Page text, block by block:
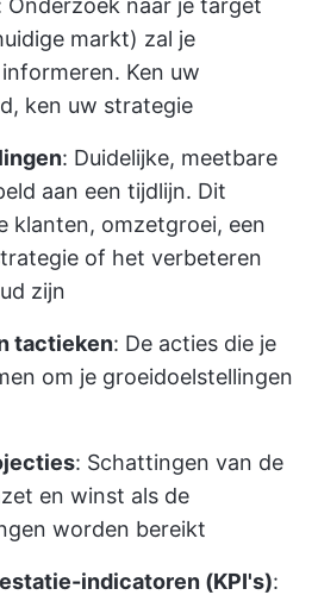
Onderzoek naar je target
markt) zal je
Ken uw
ken uw strategie
: Duidelijke, meetbare
aan een tijdlijn. Dit
klanten, omzetgroei, een
of het verbeteren
zijn
tactieken: De acties die je
om je groeidoelstellingen
: Schattingen van de
en winst als de
worden bereikt
indicatoren (KPI's):